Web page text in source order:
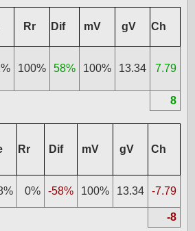
Rr Dif mV gV Ch
100% 58% 100% 13.34 7.79
8
Rr Dif mV gV Ch
0% -58% 100% 13.34 -7.79
-8